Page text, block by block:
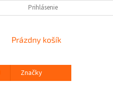
Prihlásenie
NÁKUPNÝ
Prázdny košík
Značky